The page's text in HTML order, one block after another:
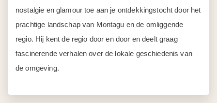
nostalgie en glamour toe aan je ontdekkingstocht door het
prachtige landschap van Montagu en de omliggende
regio. Hij kent de regio door en door en deelt graag
fascinerende verhalen over de lokale geschiedenis van
de omgeving.